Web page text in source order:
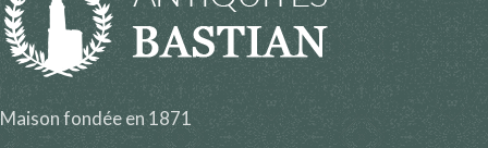
Maison fondée en 1871